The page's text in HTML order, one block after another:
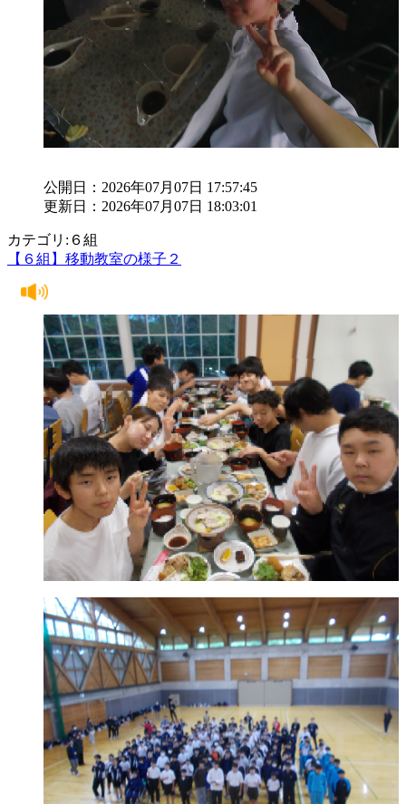
公開日：2026年07月07日 17:57:45
更新日：2026年07月07日 18:03:01
カテゴリ:６組
【６組】移動教室の様子２